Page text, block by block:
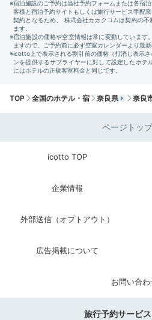
Check-out
11:00
館内施設を楽しんで
「ライブラリー＆レコードルー
絵本などが並びます。「星宙テ
TOP 全国のホテル・宿 奈良県 奈良
ページトップ
icotto TOP
企業情報
外部送信（オプトアウト）
広告掲載について
お問い合わ
旅行予約サービ